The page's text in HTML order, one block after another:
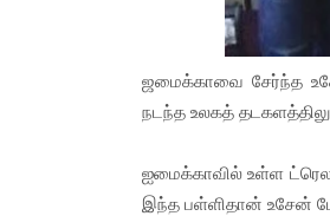
ஜமைக்காவை சேர்ந்த
நடந்த உலகத்
ஐமைக்காவில் உள்ள
இந்த பள்ளிதான் உசேன்